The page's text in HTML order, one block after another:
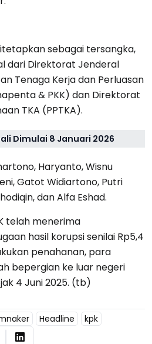
sebagai tersangka,
dari Direktorat Jenderal
Tenaga Kerja dan Perluasan
& PKK) dan Direktorat
TKA (PPTKA).
Dimulai 8 Januari 2026
Haryanto, Wisnu
Gatot Widiartono, Putri
dan Alfa Eshad.
telah menerima
hasil korupsi senilai Rp5,4
penahanan, para
bepergian ke luar negeri
4 Juni 2025. (tb)
Headline kpk